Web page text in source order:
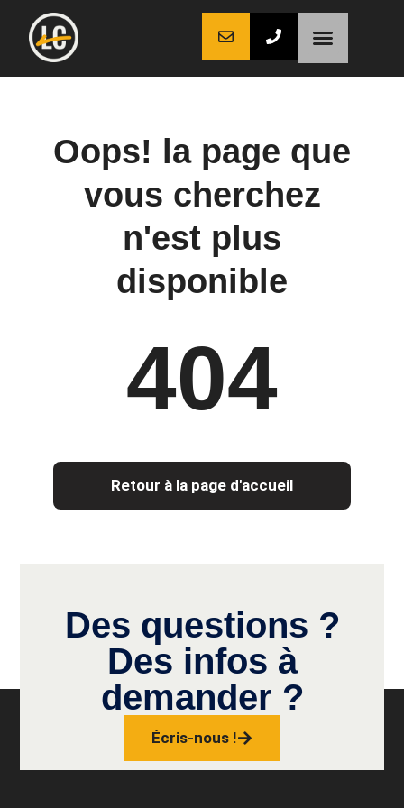
Oops! la page que
vous cherchez
n'est plus
disponible
404
Retour à la page d'accueil
Des questions ?
Des infos à
demander ?
Écris-nous !